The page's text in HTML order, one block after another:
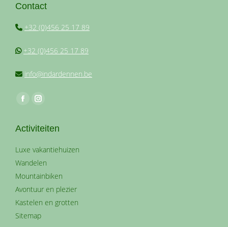
Contact
+32 (0)456 25 17 89
+32 (0)456 25 17 89
info@indardennen.be
Vind ons op:
Facebook
opens
Instagram
opens
Activiteiten
Luxe vakantiehuizen
Wandelen
Mountainbiken
Avontuur en plezier
Kastelen en grotten
Sitemap